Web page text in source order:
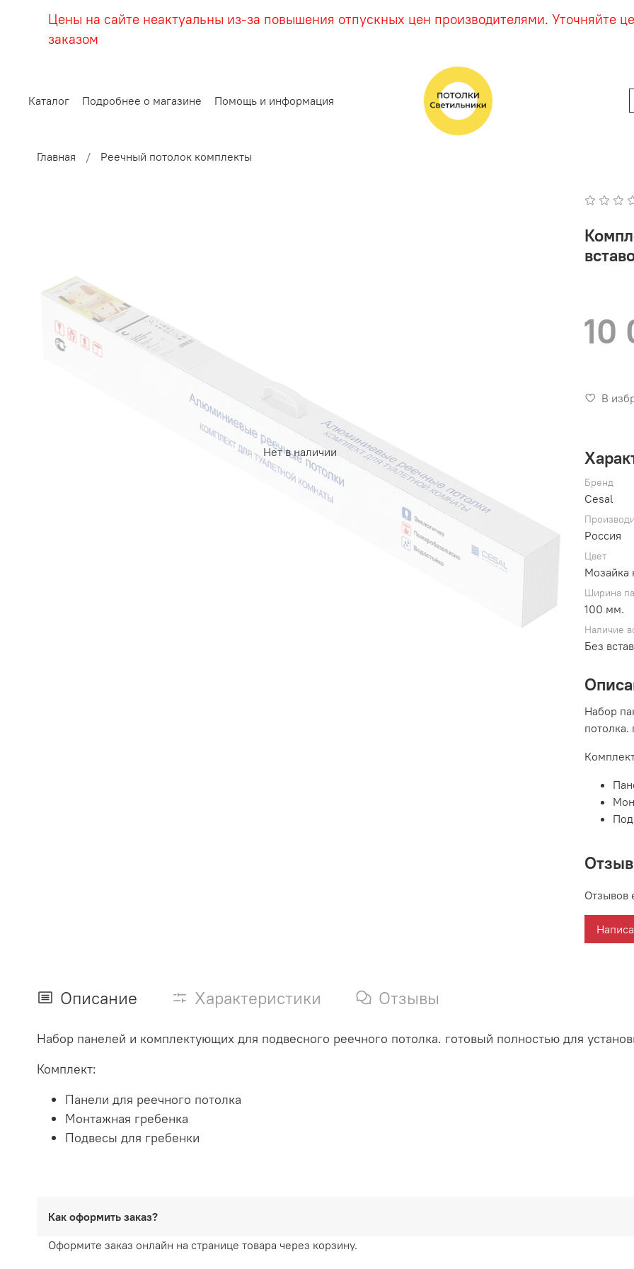
Цены на сайте неактуальны из-за повышения отпускных цен производителями. Уточняйте
заказом
Каталог Подробнее о магазине Помощь и информация
Главная Реечный потолок комплекты
Нет в наличии
10
В
Бренд
Cesal
Россия
Цвет
Мозайка
Ширина
100 мм.
Наличие
Без
Набор
потолка.
Отзывов
Описание Характеристики Отзывы
Набор панелей и комплектующих для подвесного реечного потолка. готовый полностью для
Комплект:
Панели для реечного потолка
Монтажная гребенка
Подвесы для гребенки
Как оформить заказ?
Оформите заказ онлайн на странице товара через корзину.